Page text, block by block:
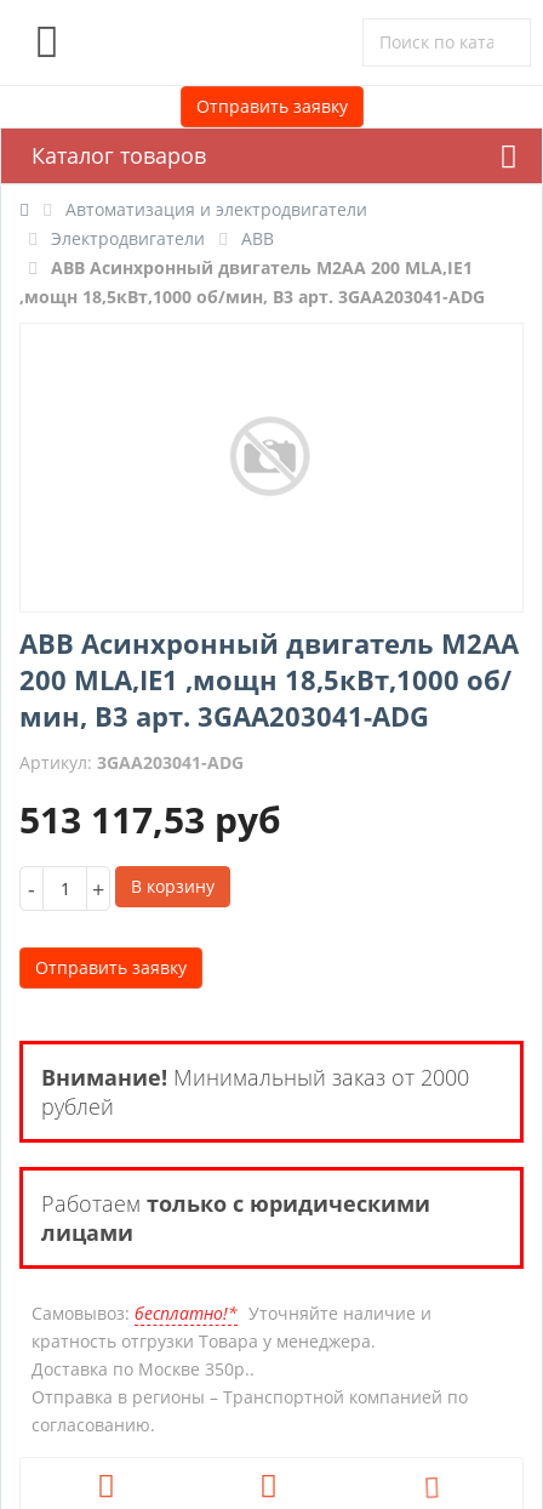
Отправить заявку
Каталог товаров
Автоматизация и электродвигатели
Электродвигатели
ABB
ABB Асинхронный двигатель M2AA 200 MLA,IE1
,мощн 18,5кВт,1000 об/мин, B3 арт. 3GAA203041-ADG
ABB Асинхронный двигатель M2AA
200 MLA,IE1 ,мощн 18,5кВт,1000 об/
мин, B3 арт. 3GAA203041-ADG
Артикул: 3GAA203041-ADG
513 117,53 руб
- + В корзину
Отправить заявку
Внимание! Минимальный заказ от 2000
рублей
Работаем только с юридическими
лицами
Самовывоз: бесплатно!* Уточняйте наличие и
кратность отгрузки Товара у менеджера.
Доставка по Москве 350р..
Отправка в регионы – Транспортной компанией по
согласованию.